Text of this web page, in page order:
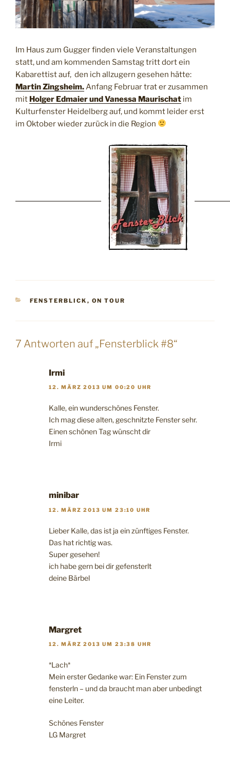
Im Haus zum Gugger finden viele Veranstaltungen
statt, und am kommenden Samstag tritt dort ein
Kabarettist auf, den ich allzugern gesehen hätte:
Martin Zingsheim.Anfang Februar trat er zusammen
mit Holger Edmaier und Vanessa Maurischat im
Kulturfenster Heidelberg auf, und kommt leider erst
im Oktober wieder zurück in die Region
KATEGORIEN
FENSTERBLICK , ON TOUR
7 Antworten auf „Fensterblick #8“
Irmi
12. MÄRZ 2013 UM 00:20 UHR
Kalle, ein wunderschönes Fenster.
Ich mag diese alten, geschnitzte Fenster sehr.
Einen schönen Tag wünscht dir
Irmi
minibar
12. MÄRZ 2013 UM 23:10 UHR
Lieber Kalle, das ist ja ein zünftiges Fenster.
Das hat richtig was.
Super gesehen!
ich habe gern bei dir gefensterlt
deine Bärbel
Margret
12. MÄRZ 2013 UM 23:38 UHR
*Lach*
Mein erster Gedanke war: Ein Fenster zum
fensterln – und da braucht man aber unbedingt
eine Leiter.
Schönes Fenster
LG Margret